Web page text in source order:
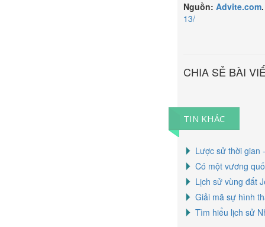
Nguồn: Advite.com
13/
CHIA SẺ BÀI
TIN KHÁC
Lược sử thời gian
Có một vương
Lịch sử vùng đất
Giải mã sự hình
Tìm hiểu lịch sử